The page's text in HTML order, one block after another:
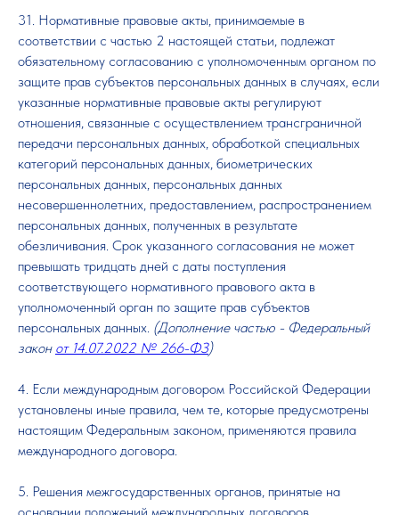
31. Нормативные правовые акты, принимаемые в
соответствии с частью 2 настоящей статьи, подлежат
обязательному согласованию с уполномоченным органом по
защите прав субъектов персональных данных в случаях, если
указанные нормативные правовые акты регулируют
отношения, связанные с осуществлением трансграничной
передачи персональных данных, обработкой специальных
категорий персональных данных, биометрических
персональных данных, персональных данных
несовершеннолетних, предоставлением, распространением
персональных данных, полученных в результате
обезличивания. Срок указанного согласования не может
превышать тридцать дней с даты поступления
соответствующего нормативного правового акта в
уполномоченный орган по защите прав субъектов
персональных данных. (Дополнение частью - Федеральный
закон от 14.07.2022 № 266-ФЗ)
4. Если международным договором Российской Федерации
установлены иные правила, чем те, которые предусмотрены
настоящим Федеральным законом, применяются правила
международного договора.
5. Решения межгосударственных органов, принятые на
основании положений международных договоров